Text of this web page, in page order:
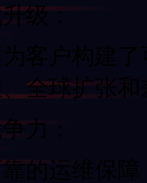
：
客户构建了
、全球扩
：
的运维保障